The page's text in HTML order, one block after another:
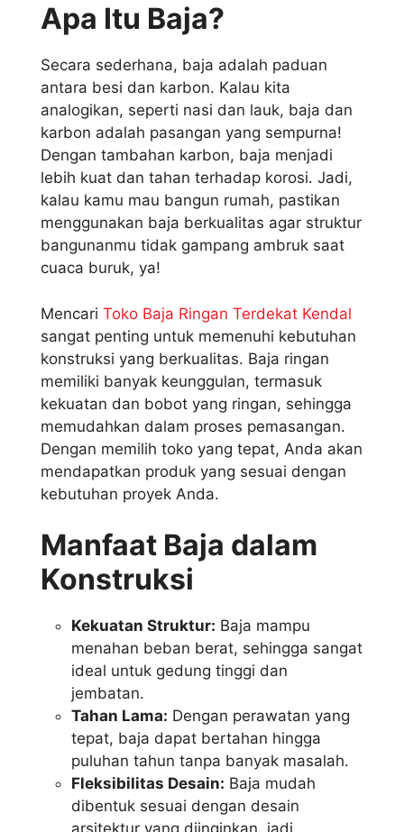
Apa Itu Baja?
Secara sederhana, baja adalah paduan
antara besi dan karbon. Kalau kita
analogikan, seperti nasi dan lauk, baja dan
karbon adalah pasangan yang sempurna!
Dengan tambahan karbon, baja menjadi
lebih kuat dan tahan terhadap korosi. Jadi,
kalau kamu mau bangun rumah, pastikan
menggunakan baja berkualitas agar struktur
bangunanmu tidak gampang ambruk saat
cuaca buruk, ya!
Mencari Toko Baja Ringan Terdekat Kendal
sangat penting untuk memenuhi kebutuhan
konstruksi yang berkualitas. Baja ringan
memiliki banyak keunggulan, termasuk
kekuatan dan bobot yang ringan, sehingga
memudahkan dalam proses pemasangan.
Dengan memilih toko yang tepat, Anda akan
mendapatkan produk yang sesuai dengan
kebutuhan proyek Anda.
Manfaat Baja dalam
Konstruksi
Kekuatan Struktur: Baja mampu
menahan beban berat, sehingga sangat
ideal untuk gedung tinggi dan
jembatan.
Tahan Lama: Dengan perawatan yang
tepat, baja dapat bertahan hingga
puluhan tahun tanpa banyak masalah.
Fleksibilitas Desain: Baja mudah
dibentuk sesuai dengan desain